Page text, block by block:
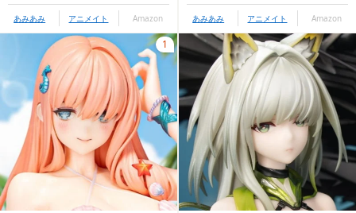
あみあみ アニメイト Amazon あみあみ アニメイト Amazon
1